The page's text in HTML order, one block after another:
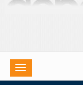
Toggle
navigation